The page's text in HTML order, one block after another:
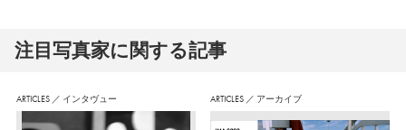
注⽬写真家に関する記事
ARTICLES ／ インタヴュー ARTICLES ／ アーカイブ